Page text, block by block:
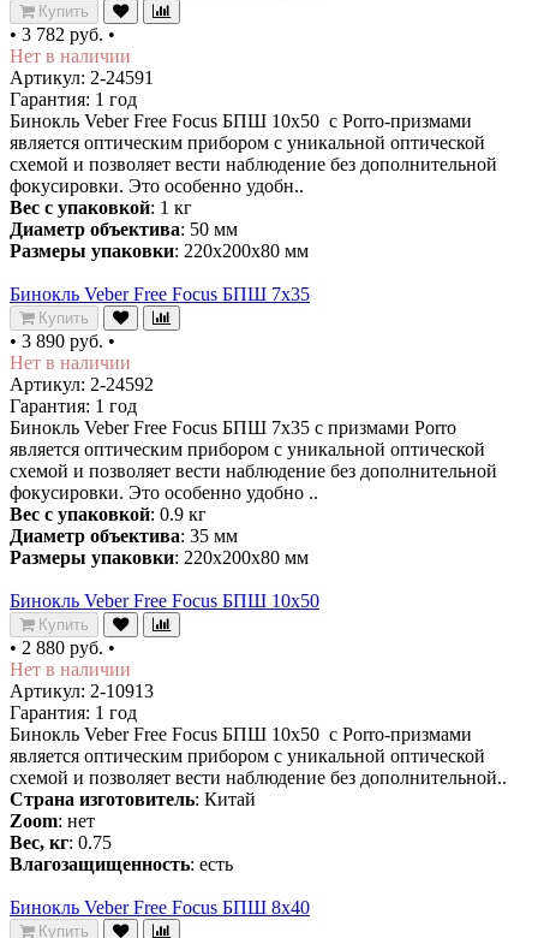
Купить
• 3 782 руб. •
Нет в наличии
Артикул: 2-24591
Гарантия: 1 год
Бинокль Veber Free Focus БПШ 10x50 с Porro-призмами
является оптическим прибором с уникальной оптической
схемой и позволяет вести наблюдение без дополнительной
фокусировки. Это особенно удобн..
Вес с упаковкой: 1 кг
Диаметр объектива: 50 мм
Размеры упаковки: 220х200х80 мм
Бинокль Veber Free Focus БПШ 7x35
Купить
• 3 890 руб. •
Нет в наличии
Артикул: 2-24592
Гарантия: 1 год
Бинокль Veber Free Focus БПШ 7x35 с призмами Porro
является оптическим прибором с уникальной оптической
схемой и позволяет вести наблюдение без дополнительной
фокусировки. Это особенно удобно ..
Вес с упаковкой: 0.9 кг
Диаметр объектива: 35 мм
Размеры упаковки: 220х200х80 мм
Бинокль Veber Free Focus БПШ 10x50
Купить
• 2 880 руб. •
Нет в наличии
Артикул: 2-10913
Гарантия: 1 год
Бинокль Veber Free Focus БПШ 10x50 с Porro-призмами
является оптическим прибором с уникальной оптической
схемой и позволяет вести наблюдение без дополнительной..
Страна изготовитель: Китай
Zoom: нет
Вес, кг: 0.75
Влагозащищенность: есть
Бинокль Veber Free Focus БПШ 8x40
Купить